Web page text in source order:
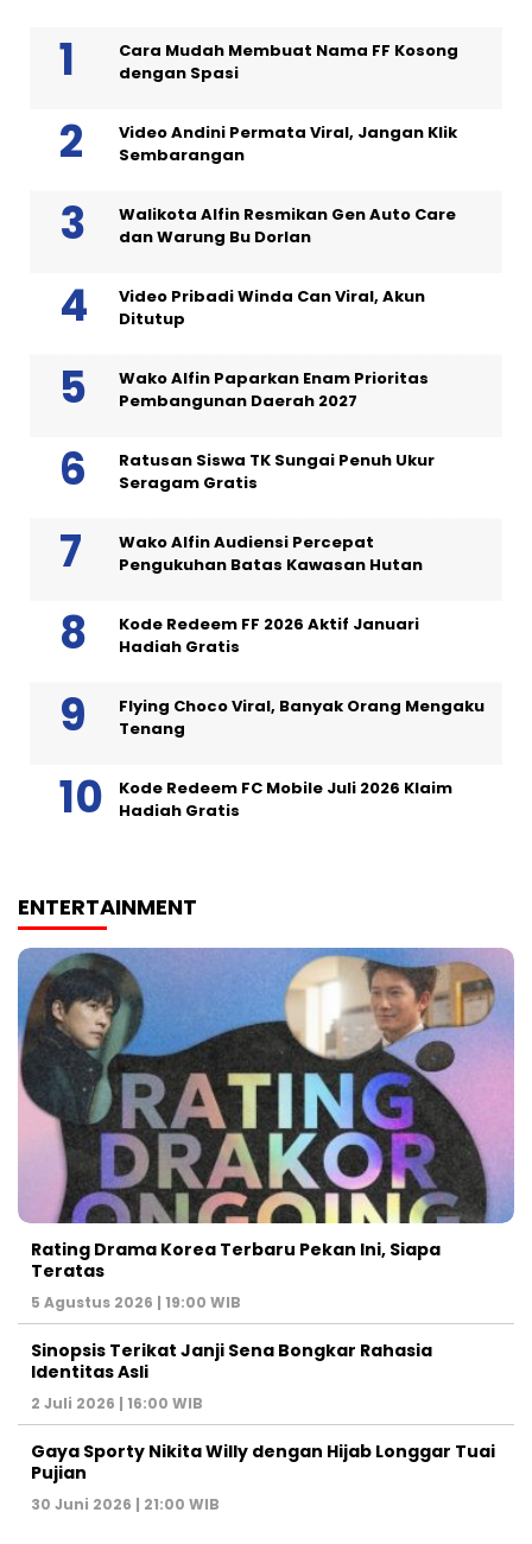
Cara Mudah Membuat Nama FF Kosong
dengan Spasi
Video Andini Permata Viral, Jangan Klik
Sembarangan
Walikota Alfin Resmikan Gen Auto Care
dan Warung Bu Dorlan
Video Pribadi Winda Can Viral, Akun
Ditutup
Wako Alfin Paparkan Enam Prioritas
Pembangunan Daerah 2027
Ratusan Siswa TK Sungai Penuh Ukur
Seragam Gratis
Wako Alfin Audiensi Percepat
Pengukuhan Batas Kawasan Hutan
Kode Redeem FF 2026 Aktif Januari
Hadiah Gratis
Flying Choco Viral, Banyak Orang Mengaku
Tenang
Kode Redeem FC Mobile Juli 2026 Klaim
Hadiah Gratis
ENTERTAINMENT
Rating Drama Korea Terbaru Pekan Ini, Siapa
Teratas
5 Agustus 2026 | 19:00 WIB
Sinopsis Terikat Janji Sena Bongkar Rahasia
Identitas Asli
2 Juli 2026 | 16:00 WIB
Gaya Sporty Nikita Willy dengan Hijab Longgar Tuai
Pujian
30 Juni 2026 | 21:00 WIB